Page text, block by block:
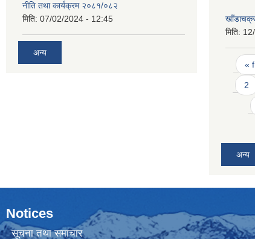
नीति तथा कार्यक्रम २०८१/०८२
मिति: 07/02/2024 - 12:45
अन्य
मिति:
«
2
अन्य
Notices
सूचना तथा समाचार